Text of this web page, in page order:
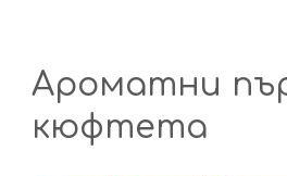
Ароматни
кюфтета